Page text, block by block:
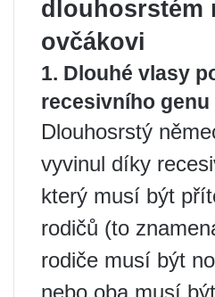
dlouhosrstém
ovčákovi
1. Dlouhé vlasy
recesivního genu
Dlouhosrstý
vyvinul díky
který musí být
rodičů (to
rodiče musí být
nebo oba musí